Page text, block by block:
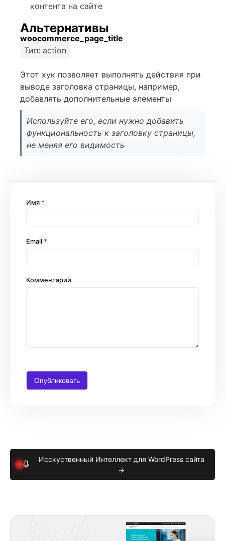
контента на сайте
Альтернативы
woocommerce_page_title
Тип: action
Этот хук позволяет выполнять действия при
выводе заголовка страницы, например,
добавлять дополнительные элементы
Используйте его, если нужно добавить
функциональность к заголовку страницы,
не меняя его видимость
Комментарий
Имя *
Email *
Исскуственный Интеллект для WordPress сайта
→